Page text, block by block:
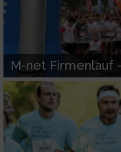
M-net Firmenlauf